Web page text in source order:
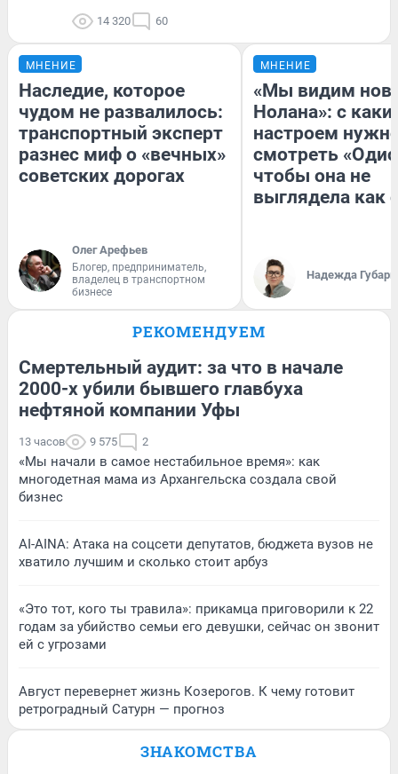
14 320 60
МНЕНИЕ
Наследие, которое
чудом не развалилось:
транспортный эксперт
разнес миф о «вечных»
советских дорогах
Олег Арефьев
Блогер, предприниматель,
владелец в транспортном
бизнесе
МНЕНИЕ
«Мы видим
Нолана»: с
настроем
смотреть
чтобы она не
выглядела как
Надежда Губарь
РЕКОМЕНДУЕМ
Смертельный аудит: за что в начале
2000-х убили бывшего главбуха
нефтяной компании Уфы
13 часов 9 575 2
«Мы начали в самое нестабильное время»: как
многодетная мама из Архангельска создала свой
бизнес
AI-AINA: Атака на соцсети депутатов, бюджета вузов не
хватило лучшим и сколько стоит арбуз
«Это тот, кого ты травила»: прикамца приговорили к 22
годам за убийство семьи его девушки, сейчас он звонит
ей с угрозами
Август перевернет жизнь Козерогов. К чему готовит
ретроградный Сатурн — прогноз
ЗНАКОМСТВА